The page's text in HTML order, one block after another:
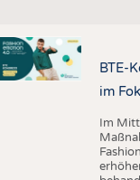
BTE-
im
Im